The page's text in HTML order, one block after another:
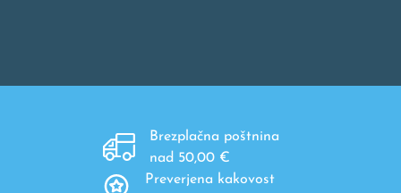
Brezplačna poštnina
nad 50,00 €
Preverjena kakovost